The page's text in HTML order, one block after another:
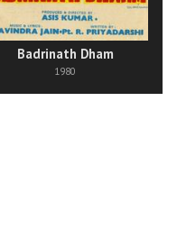
Badrinath Dham
1980